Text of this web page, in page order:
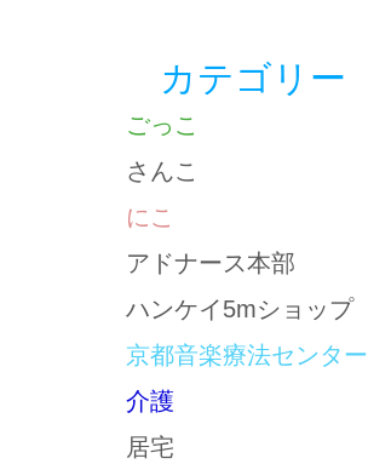
カテゴリー
ごっこ
さんこ
にこ
アドナース本部
ハンケイ5mショップ
京都音楽療法センター
介護
居宅